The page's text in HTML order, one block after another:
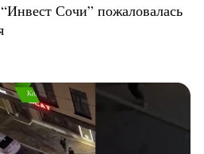
Сочи” пожаловалась